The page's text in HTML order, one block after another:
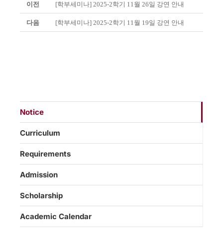
이전 [학부세미나] 2025-2학기 11월 26일 강연 안내
다음 [학부세미나] 2025-2학기 11월 19일 강연 안내
Notice
Curriculum
Requirements
Admission
Scholarship
Academic Calendar